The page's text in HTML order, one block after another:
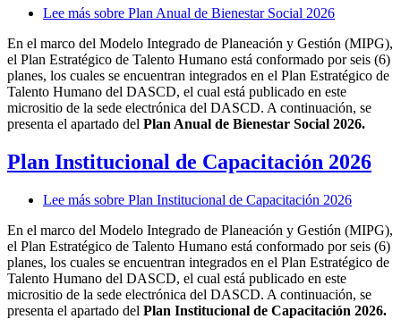
Lee más sobre Plan Anual de Bienestar Social 2026
En el marco del Modelo Integrado de Planeación y Gestión (MIPG),
el Plan Estratégico de Talento Humano está conformado por seis (6)
planes, los cuales se encuentran integrados en el Plan Estratégico de
Talento Humano del DASCD, el cual está publicado en este
micrositio de la sede electrónica del DASCD. A continuación, se
presenta el apartado del Plan Anual de Bienestar Social 2026.
Plan Institucional de Capacitación 2026
Lee más sobre Plan Institucional de Capacitación 2026
En el marco del Modelo Integrado de Planeación y Gestión (MIPG),
el Plan Estratégico de Talento Humano está conformado por seis (6)
planes, los cuales se encuentran integrados en el Plan Estratégico de
Talento Humano del DASCD, el cual está publicado en este
micrositio de la sede electrónica del DASCD. A continuación, se
presenta el apartado del Plan Institucional de Capacitación 2026.